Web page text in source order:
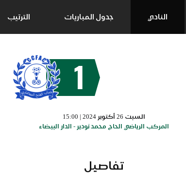
النادي جدول المباريات الترتيب
1
السبت 26 أكتوبر 2024 | 15:00
المركب الرياضي الحاج محمد نودير - الدار البيضاء
تفاصيل